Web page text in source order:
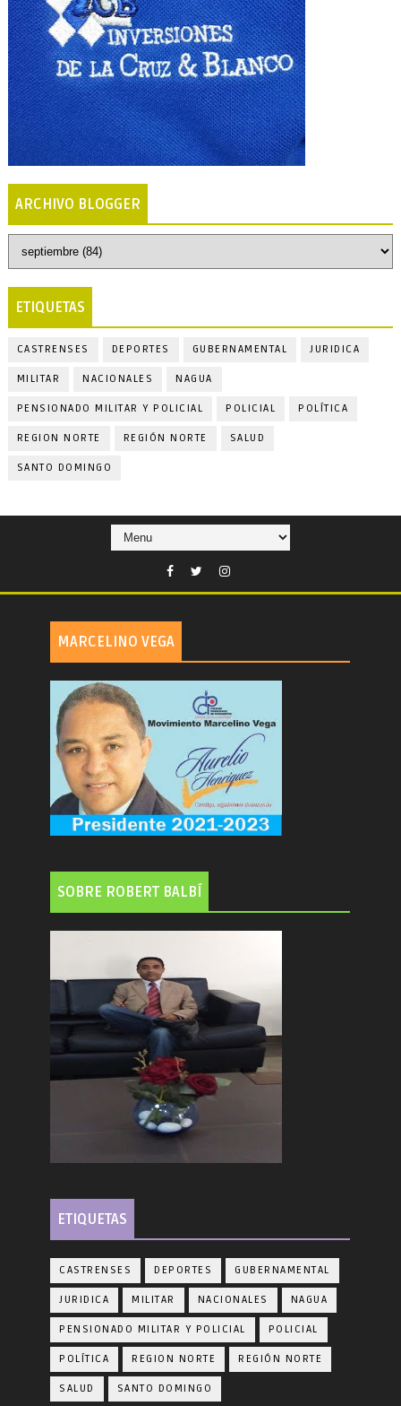
ARCHIVO BLOGGER
ETIQUETAS
CASTRENSES DEPORTES GUBERNAMENTAL JURIDICA
MILITAR NACIONALES NAGUA
PENSIONADO MILITAR Y POLICIAL POLICIAL POLÍTICA
REGION NORTE REGIÓN NORTE SALUD
SANTO DOMINGO
MARCELINO VEGA
SOBRE ROBERT BALBÍ
ETIQUETAS
CASTRENSES DEPORTES GUBERNAMENTAL
JURIDICA MILITAR NACIONALES NAGUA
PENSIONADO MILITAR Y POLICIAL POLICIAL
POLÍTICA REGION NORTE REGIÓN NORTE
SALUD SANTO DOMINGO